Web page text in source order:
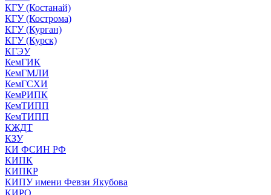
КГУ (Костанай)
КГУ (Кострома)
КГУ (Курган)
КГУ (Курск)
КГЭУ
КемГИК
КемГМЛИ
КемГСХИ
КемРИПК
КемТИПП
КемТИПП
КЖДТ
КЗУ
КИ ФСИН РФ
КИПК
КИПКР
КИПУ имени Февзи Якубова
КИРО